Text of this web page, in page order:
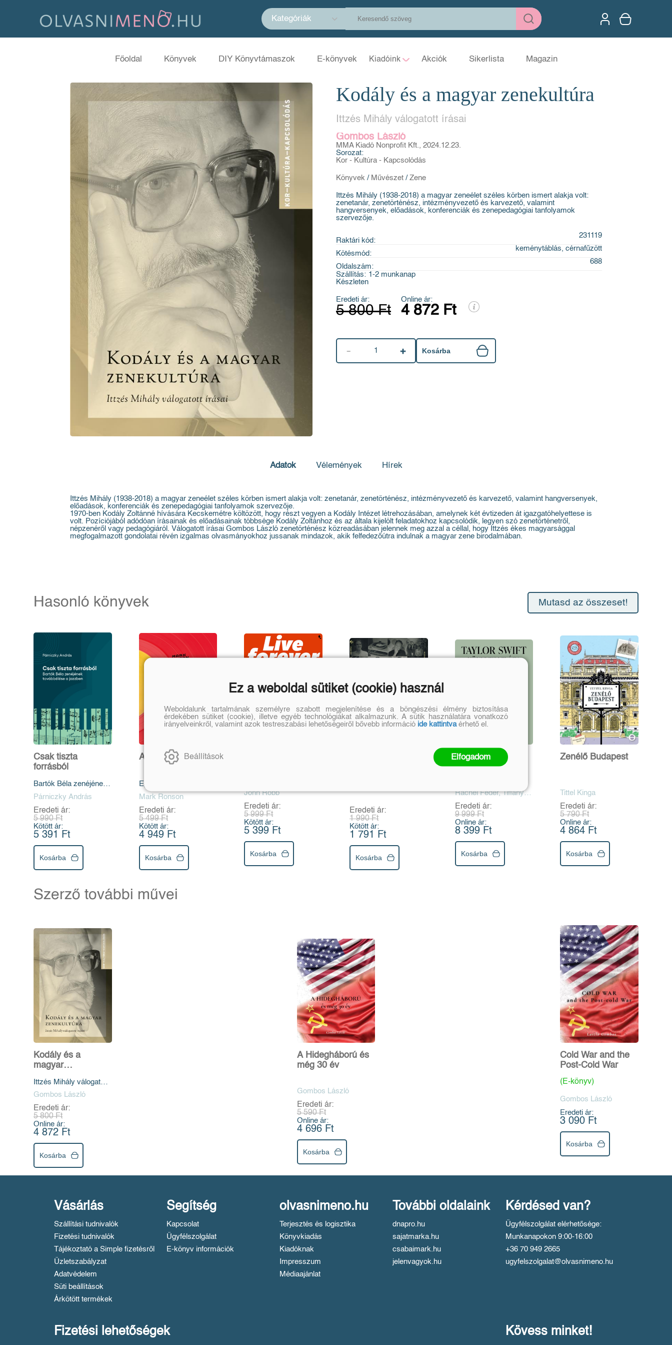
Kategóriák
Főoldal Könyvek DIY Könyvtámaszok E-könyvek Kiadóink Akciók Sikerlista Magazin
Kodály és a magyar zenekultúra
Ittzés Mihály válogatott írásai
Gombos László
MMA Kiadó Nonprofit Kft., 2024.12.23.
Sorozat:
Kor - Kultúra - Kapcsolódás
Könyvek / Művészet / Zene
Ittzés Mihály (1938-2018) a magyar zeneélet széles körben ismert alakja volt:
zenetanár, zenetörténész, intézményvezető és karvezető, valamint
hangversenyek, előadások, konferenciák és zenepedagógiai tanfolyamok
szervezője.
Raktári kód:
231119
Kötésmód:
keménytáblás, cérnafűzött
Oldalszám:
688
Szállítás: 1-2 munkanap
Készleten
Eredeti ár:
5 800 Ft
Online ár:
4 872 Ft
1 Kosárba
Adatok Vélemények Hírek
Ittzés Mihály (1938-2018) a magyar zeneélet széles körben ismert alakja volt: zenetanár, zenetörténész, intézményvezető és karvezető, valamint hangversenyek,
előadások, konferenciák és zenepedagógiai tanfolyamok szervezője.
1970-ben Kodály Zoltánné hívására Kecskemétre költözött, hogy részt vegyen a Kodály Intézet létrehozásában, amelynek két évtizeden át igazgatóhelyettese is
volt. Pozíciójából adódóan írásainak és előadásainak többsége Kodály Zoltánhoz és az általa kijelölt feladatokhoz kapcsolódik, legyen szó zenetörténetről,
népzenéről vagy pedagógiáról. Válogatott írásai Gombos László zenetörténész közreadásában jelennek meg azzal a céllal, hogy Ittzés ékes magyarsággal
megfogalmazott gondolatai révén izgalmas olvasmányokhoz jussanak mindazok, akik felfedezőútra indulnak a magyar zene birodalmában.
Hasonló könyvek Mutasd az összeset!
Csak tiszta
forrásból
Bartók Béla zenéjének
továbbélése a jazzben
Párniczky András
Eredeti ár:
5 990 Ft
Kötött ár:
5 391 Ft
Kosárba
Az éjszaka népe
Egy DJ történetei a 90-
es évek New Yorkjáról
Mark Ronson
Eredeti ár:
5 499 Ft
Kötött ár:
4 949 Ft
Kosárba
John Robb
Eredeti ár:
5 999 Ft
Kötött ár:
5 399 Ft
Kosárba
újjászületések a 20.
Eredeti ár:
1 990 Ft
Kötött ár:
1 791 Ft
Kosárba
Taylor Swift
könyves világa
Rachel Feder, Tiffany
Tatream
Eredeti ár:
9 999 Ft
Online ár:
8 399 Ft
Kosárba
Zenélő Budapest
Tittel Kinga
Eredeti ár:
5 790 Ft
Online ár:
4 864 Ft
Kosárba
Szerző további művei
Kodály és a
magyar
Ittzés Mihály válogatott
írásai
Gombos László
Eredeti ár:
5 800 Ft
Online ár:
4 872 Ft
Kosárba
A Hidegháború és
még 30 év
Gombos László
Eredeti ár:
5 590 Ft
Online ár:
4 696 Ft
Kosárba
Cold War and the
Post-Cold War
(E-könyv)
Gombos László
Eredeti ár:
3 090 Ft
Kosárba
Vásárlás
Szállítási tudnivalók
Fizetési tudnivalók
Tájékoztató a Simple fizetésről
Üzletszabályzat
Adatvédelem
Süti beállítások
Árkötött termékek
Segítség
Kapcsolat
Ügyfélszolgálat
E-könyv információk
olvasnimeno.hu
Terjesztés és logisztika
Könyvkiadás
Kiadóknak
Impresszum
Médiaajánlat
További oldalaink
dnapro.hu
sajatmarka.hu
csabaimark.hu
jelenvagyok.hu
Kérdésed van?
Ügyfélszolgálat elérhetősége:
Munkanapokon 9:00-16:00
+36 70 949 2665
ugyfelszolgalat@olvasnimeno.hu
Fizetési lehetőségek Kövess minket!
Ez a weboldal sütiket (cookie) használ
Weboldalunk tartalmának személyre szabott megjelenítése és a böngészési élmény biztosítása
érdekében sütiket (cookie), illetve egyéb technológiákat alkalmazunk. A sütik használatára vonatkozó
irányelveinkről, valamint azok testreszabási lehetőségeiről bővebb információ ide kattintvaérhető el.
Beállítások Elfogadom